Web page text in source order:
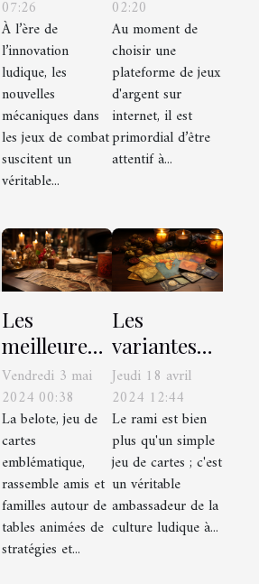
dans les
jeux de
combat
07:26
À l’ère de
l’innovation
ludique, les
nouvelles
mécaniques dans
les jeux de combat
suscitent un
véritable...
plateforme
de jeux
d'argent
sur internet
02:20
Au moment de
choisir une
plateforme de jeux
d'argent sur
internet, il est
primordial d’être
attentif à...
Les
meilleures
stratégies
pour
gagner à la
belote
révélées
Vendredi 3 mai
2024 00:38
La belote, jeu de
cartes
emblématique,
rassemble amis et
familles autour de
tables animées de
stratégies et...
Les
variantes
du rami
dans le
monde :
découvrez
comment
les règles
changent
Jeudi 18 avril
2024 12:44
Le rami est bien
plus qu'un simple
jeu de cartes ; c'est
un véritable
ambassadeur de la
culture ludique à...